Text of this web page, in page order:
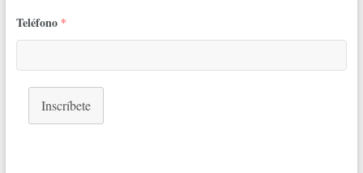
Teléfono *
Inscríbete